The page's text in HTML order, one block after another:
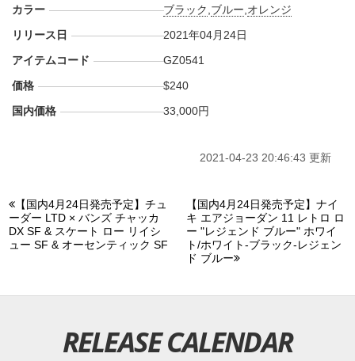
カラー
ブラック ブルー オレンジ
リリース日
2021年04月24日
アイテムコード
GZ0541
価格
$240
国内価格
33,000円
2021-04-23 20:46:43 更新
【国内4月24日発売予定】チュ
ーダー LTD × バンズ チャッカ
DX SF & スケート ロー リイシ
ュー SF & オーセンティック SF
【国内4月24日発売予定】ナイ
キ エアジョーダン 11 レトロ ロ
ー "レジェンド ブルー" ホワイ
ト/ホワイト-ブラック-レジェン
ド ブルー
RELEASE CALENDAR